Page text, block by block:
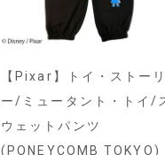
【Pixar】トイ・ストーリ
ー/ミュータント・トイ/
ウェットパンツ
(PONEYCOMB TOKYO)